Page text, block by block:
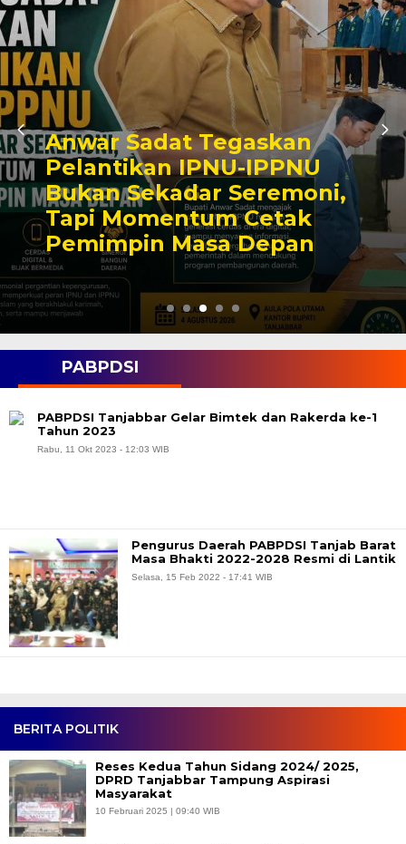
Anwar Sadat Tegaskan
Pelantikan IPNU-IPPNU
Bukan Sekadar Seremoni,
Tapi Momentum Cetak
Pemimpin Masa Depan
BERITA POLITIK
Reses Kedua Tahun Sidang 2024/ 2025,
DPRD Tanjabbar Tampung Aspirasi
Masyarakat
10 Februari 2025 | 09:40 WIB
PABPDSI
PABPDSI Tanjabbar Gelar Bimtek dan Rakerda ke-1
Tahun 2023
Rabu, 11 Okt 2023 - 12:03 WIB
Pengurus Daerah PABPDSI Tanjab Barat
Masa Bhakti 2022-2028 Resmi di Lantik
Selasa, 15 Feb 2022 - 17:41 WIB